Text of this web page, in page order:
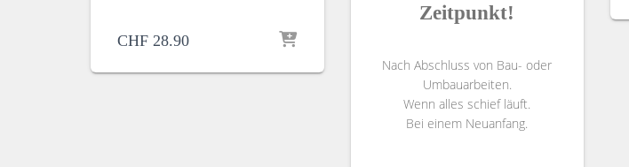
CHF 28.90
Zeitpunkt!
Nach Abschluss von Bau- oder
Umbauarbeiten.
Wenn alles schief läuft.
Bei einem Neuanfang.